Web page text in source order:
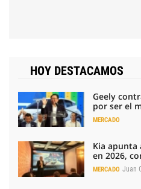
HOY DESTACAMOS
Geely
por ser el
MERCADO
Kia apunta
en 2026,
MERCADO Juan